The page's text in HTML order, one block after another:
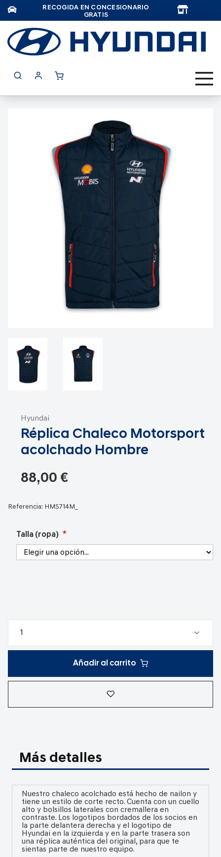
RECOGIDA EN CONCESIONARIO
GRATIS
Hyundai
Réplica Chaleco Motorsport
acolchado Hombre
88,00 €
Referencia: HMS714M_
Talla (ropa)
Añadir al carrito
comienzo
galería
imágenes
Más detalles
Nuestro chaleco acolchado está hecho de nailon y
tiene un estilo de corte recto. Cuenta con un cuello
alto y bolsillos laterales con cremallera en
contraste. Los logotipos bordados de los socios en
la parte delantera derecha y el logotipo de
Hyundai en la izquierda y en la parte trasera son
una réplica auténtica del original, para que te
sientas parte de nuestro equipo.